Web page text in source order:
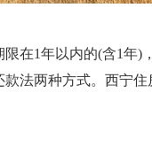
在1年以内的(含1年)
法两种方式。西宁住